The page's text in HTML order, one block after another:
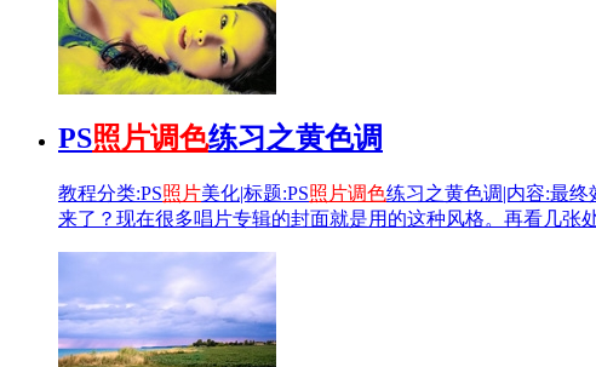
PS照片调色练习之黄色调
教程分类:PS照片美化|标题:PS照片调色练习之黄色调|内容:最终
来了？现在很多唱片专辑的封面就是用的这种风格。再看几张